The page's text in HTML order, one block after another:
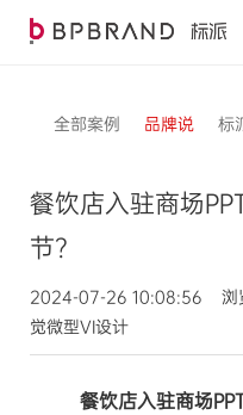
全部案例 品牌说 标
餐饮店入驻商场
节？
2024-07-26 10:08:56 浏
觉微型VI设计
餐饮店入驻商场